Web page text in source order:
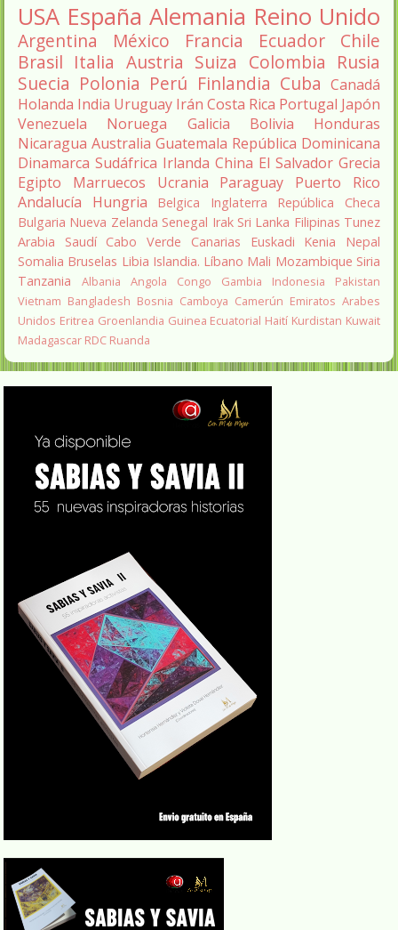
USA España Alemania Reino Unido
Argentina México Francia Ecuador
Chile
Brasil Italia Austria Suiza Colombia Rusia
Suecia Polonia Perú Finlandia Cuba Canadá
Holanda India Uruguay Irán Costa Rica Portugal Japón
Venezuela
Noruega Galicia Bolivia
Honduras
Nicaragua Australia Guatemala República Dominicana
Dinamarca Sudáfrica Irlanda China El Salvador Grecia
Egipto
Marruecos Ucrania Paraguay
Puerto Rico
Andalucía
Hungria Belgica Inglaterra
República Checa
Bulgaria Nueva Zelanda Senegal Irak Sri Lanka Filipinas Tunez
Arabia Saudí Cabo Verde Canarias Euskadi Kenia
Nepal
Somalia Bruselas Libia Islandia. Líbano Mali Mozambique Siria
Tanzania
Albania Angola Congo Gambia Indonesia
Pakistan
Vietnam Bangladesh Bosnia Camboya Camerún Emiratos Arabes
Unidos Eritrea Groenlandia Guinea Ecuatorial Haití Kurdistan Kuwait
Madagascar RDC Ruanda